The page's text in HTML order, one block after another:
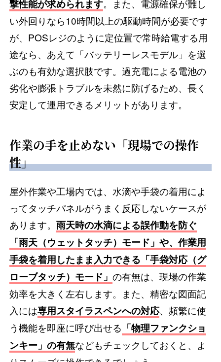
撃性能が求められます。また、電源確保が難し
い外回りなら10時間以上の駆動時間が必要です
が、POSレジのように定位置で常時給電する用
途なら、あえて「バッテリーレスモデル」を選
ぶのも有効な選択肢です。過充電による電池の
劣化や膨張トラブルを未然に防げるため、長く
安定して運用できるメリットがあります。
作業の手を止めない「現場での操作
性」
屋外作業や工場内では、水滴や手袋の着用によ
ってタッチパネルがうまく反応しないケースが
あります。雨天時の水滴による誤作動を防ぐ
「雨天（ウェットタッチ）モード」や、作業用
手袋を着用したまま入力できる「手袋対応（グ
ローブタッチ）モード」の有無は、現場の作業
効率を大きく左右します。また、精密な図面記
入には専用スタイラスペンへの対応、頻繁に使
う機能を即座に呼び出せる 「物理ファンクショ
ンキー」の有無などもチェックしておくと、よ